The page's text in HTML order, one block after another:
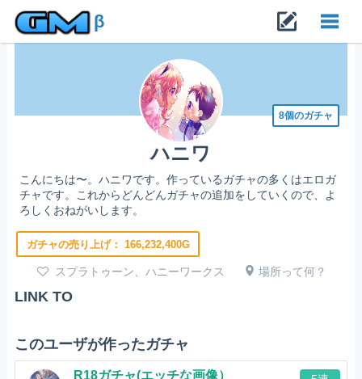
β
8個のガチャ
ハニワ
こんにちは〜。ハニワです。作っているガチャの多くはエロガ
チャです。これからどんどんガチャの追加をしていくので、よ
ろしくおねがいします。
ガチャの売り上げ： 166,232,400G
スプラトゥーン、ハニーワークス 場所って何？
LINK TO
このユーザが作ったガチャ
R18ガチャ(エッチな画像）